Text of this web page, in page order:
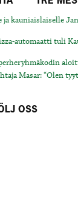
kauniaislaiselle
automaatti tuli
Masar: “Olen
OSS